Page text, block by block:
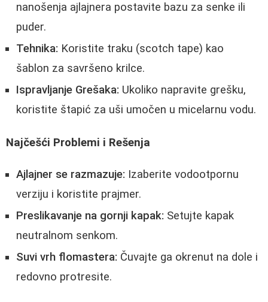
nanošenja ajlajnera postavite bazu za senke ili
puder.
Tehnika: Koristite traku (scotch tape) kao
šablon za savršeno krilce.
Ispravljanje Grešaka: Ukoliko napravite grešku,
koristite štapić za uši umočen u micelarnu vodu.
Najčešći Problemi i Rešenja
Ajlajner se razmazuje: Izaberite vodootpornu
verziju i koristite prajmer.
Preslikavanje na gornji kapak: Setujte kapak
neutralnom senkom.
Suvi vrh flomastera: Čuvajte ga okrenut na dole i
redovno protresite.